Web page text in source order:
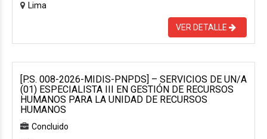
Lima
VER DETALLE
[P.S. 008-2026-MIDIS-PNPDS] – SERVICIOS DE UN/A
(01) ESPECIALISTA III EN GESTIÓN DE RECURSOS
HUMANOS PARA LA UNIDAD DE RECURSOS
HUMANOS
Concluido